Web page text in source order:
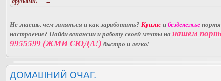
Не знаешь, чем заняться и как заработать? Кризис и безденежье
настроение? Найди вакансии и работу своей мечты на нашем
9955599 (ЖМИ СЮДА!) быстро и легко!
ДОМАШНИЙ ОЧАГ.